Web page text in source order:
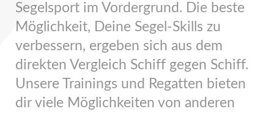
Segelsport im Vordergrund. Die beste
Möglichkeit, Deine Segel-Skills zu
verbessern, ergeben sich aus dem
direkten Vergleich Schiff gegen Schiff.
Unsere Trainings und Regatten bieten
dir viele Möglichkeiten von anderen